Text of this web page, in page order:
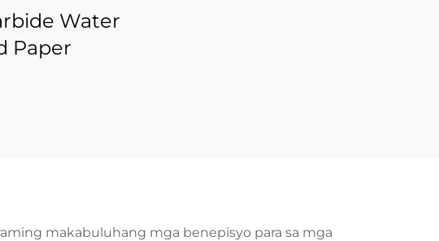
Water
Paper
makabuluhang mga benepisyo para sa mga